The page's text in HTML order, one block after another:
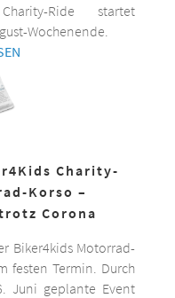
Ride startet
Wochenende.
Charity-
Korso –
Corona
Biker4kids Motorrad-
festen Termin. Durch
Juni geplante Event